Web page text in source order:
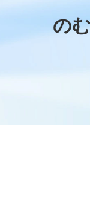
の